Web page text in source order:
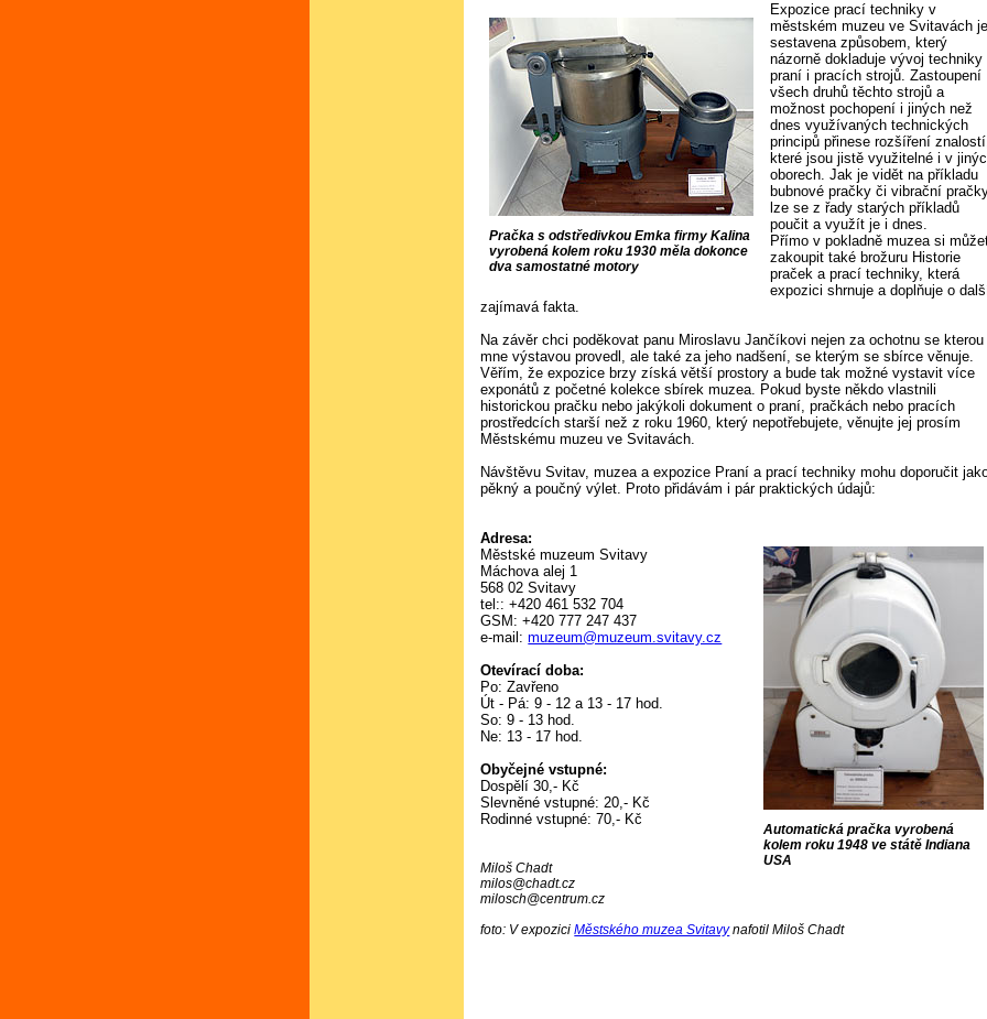
Pračka s odstředivkou Emka firmy Kalina
vyrobená kolem roku 1930 měla dokonce
dva samostatné motory
Expozice prací techniky v
městském muzeu ve Svitavách je
sestavena způsobem, který
názorně dokladuje vývoj techniky
praní i pracích strojů. Zastoupení
všech druhů těchto strojů a
možnost pochopení i jiných než
dnes využívaných technických
principů přinese rozšíření
které jsou jistě využitelné i v
oborech. Jak je vidět na příkladu
bubnové pračky či vibrační
lze se z řady starých příkladů
poučit a využít je i dnes.
Přímo v pokladně muzea si
zakoupit také brožuru Historie
praček a prací techniky, která
expozici shrnuje a doplňuje o
zajímavá fakta.
Na závěr chci poděkovat panu Miroslavu Jančíkovi nejen za ochotnu se kterou
mne výstavou provedl, ale také za jeho nadšení, se kterým se sbírce věnuje.
Věřím, že expozice brzy získá větší prostory a bude tak možné vystavit více
exponátů z početné kolekce sbírek muzea. Pokud byste někdo vlastnili
historickou pračku nebo jakýkoli dokument o praní, pračkách nebo pracích
prostředcích starší než z roku 1960, který nepotřebujete, věnujte jej prosím
Městskému muzeu ve Svitavách.
Návštěvu Svitav, muzea a expozice Praní a prací techniky mohu doporučit
pěkný a poučný výlet. Proto přidávám i pár praktických údajů:
Automatická pračka vyrobená
kolem roku 1948 ve státě Indiana
USA
Adresa:
Městské muzeum Svitavy
Máchova alej 1
568 02 Svitavy
tel:: +420 461 532 704
GSM: +420 777 247 437
e-mail:muzeum@muzeum.svitavy.cz
Otevírací doba:
Po: Zavřeno
Út - Pá: 9 - 12 a 13 - 17 hod.
So: 9 - 13 hod.
Ne: 13 - 17 hod.
Obyčejné vstupné:
Dospělí 30,- Kč
Slevněné vstupné: 20,- Kč
Rodinné vstupné: 70,- Kč
Miloš Chadt
milos@chadt.cz
milosch@centrum.cz
foto: V expoziciMěstského muzea Svitavynafotil Miloš Chadt